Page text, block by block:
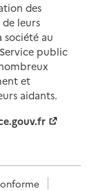
des
leurs
au
public
et
aidants.